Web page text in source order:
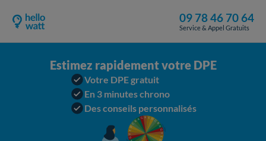
09 78 46 70 64
Service & Appel Gratuits
Estimez rapidement votre DPE
Votre DPE gratuit
En 3 minutes chrono
Des conseils personnalisés